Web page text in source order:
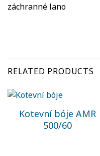
záchranné lano
RELATED PRODUCTS
Kotevní bóje AMR
500/60